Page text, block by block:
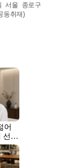
서울 종로구
동취재)